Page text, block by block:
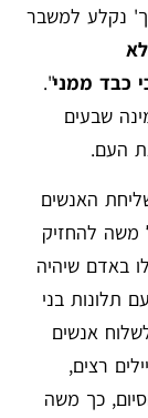
נקלע למשבר
לא
כבד ממני".
שבעים
העם.
האנשים
משה להחזיק
באדם שיהיה
תלונות בני
אנשים
רצים,
כך משה